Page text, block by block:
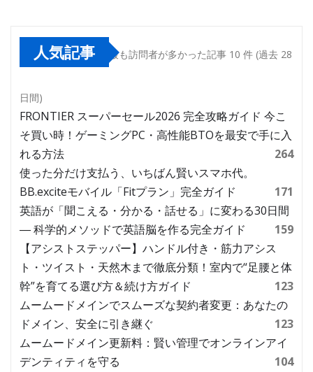
人気記事 最も訪問者が多かった記事 10 件 (過去 28
日間)
FRONTIER スーパーセール2026 完全攻略ガイド 今こ
そ買い時！ゲーミングPC・高性能BTOを最安で手に入
れる方法
264
使った分だけ支払う、いちばん賢いスマホ代。
BB.exciteモバイル「Fitプラン」完全ガイド
171
英語が「聞こえる・分かる・話せる」に変わる30日間
― 科学的メソッドで英語脳を作る完全ガイド
159
【アシストステッパー】ハンドル付き・筋力アシス
ト・ツイスト・天然木まで徹底分類！室内で“足腰と体
幹”を育てる選び方＆続け方ガイド
123
ムームードメインでスムーズな契約者変更：あなたの
ドメイン、安全に引き継ぐ
123
ムームードメイン更新料：賢い管理でオンラインアイ
デンティティを守る
104